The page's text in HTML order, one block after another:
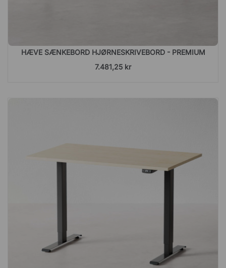
HÆVE SÆNKEBORD HJØRNESKRIVEBORD - PREMIUM
7.481,25 kr